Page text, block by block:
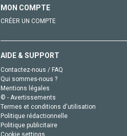
MON COMPTE
CRÉER UN COMPTE
AIDE & SUPPORT
Contactez-nous / FAQ
Qui sommes-nous ?
Mentions légales
© - Avertissements
Termes et conditions d'utilisation
Politique rédactionnelle
Politique publicitaire
Cookie settings